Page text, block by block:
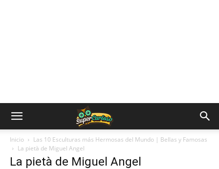
Inicio
Las 10 Esculturas más Hermosas del Mundo | Bellas y Famosas
La pietà de Miguel Angel
La pietà de Miguel Angel